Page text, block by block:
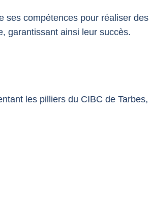
ses compétences pour réaliser des
garantissant ainsi leur succès.